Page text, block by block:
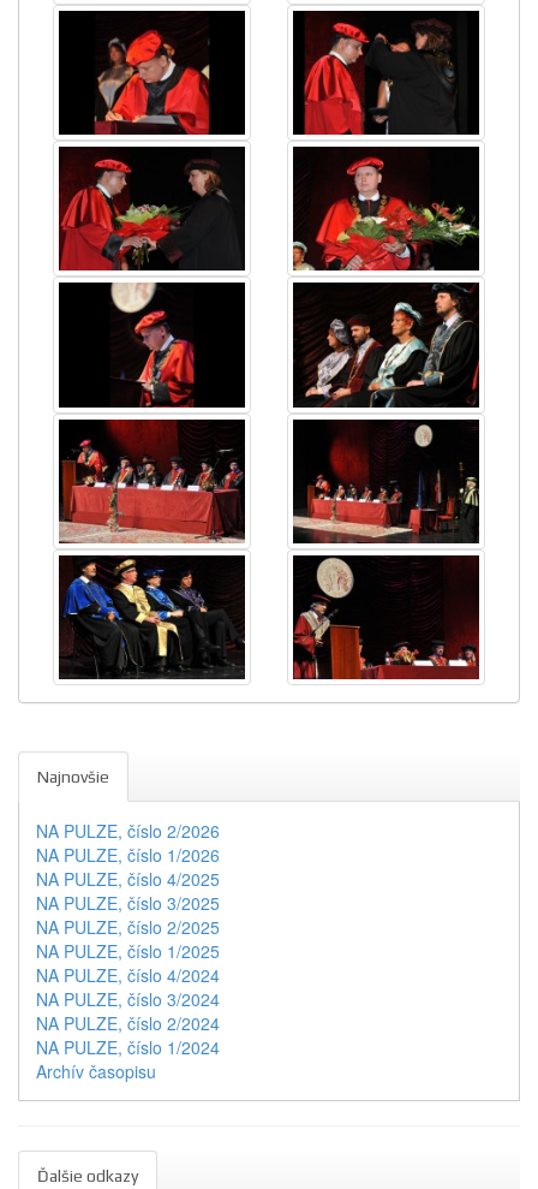
Najnovšie
NA PULZE, číslo 2/2026
NA PULZE, číslo 1/2026
NA PULZE, číslo 4/2025
NA PULZE, číslo 3/2025
NA PULZE, číslo 2/2025
NA PULZE, číslo 1/2025
NA PULZE, číslo 4/2024
NA PULZE, číslo 3/2024
NA PULZE, číslo 2/2024
NA PULZE, číslo 1/2024
Archív časopisu
Ďalšie odkazy